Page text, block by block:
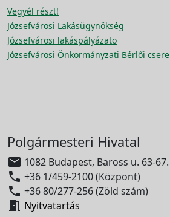
Vegyél részt!
Józsefvárosi Lakásügynökség
Józsefvárosi lakáspályázato
Józsefvárosi Önkormányzati Bérlői csere
Polgármesteri Hivatal
 1082 Budapest, Baross u. 63-67.
 +36 1/459-2100 (Központ)
 +36 80/277-256 (Zöld szám)
 Nyitvatartás